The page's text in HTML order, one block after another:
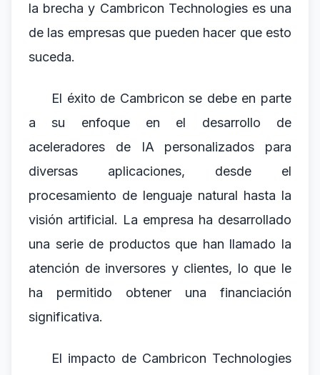
la brecha y Cambricon Technologies es una
de las empresas que pueden hacer que esto
suceda.
El éxito de Cambricon se debe en parte
a su enfoque en el desarrollo de
aceleradores de IA personalizados para
diversas aplicaciones, desde el
procesamiento de lenguaje natural hasta la
visión artificial. La empresa ha desarrollado
una serie de productos que han llamado la
atención de inversores y clientes, lo que le
ha permitido obtener una financiación
significativa.
El impacto de Cambricon Technologies